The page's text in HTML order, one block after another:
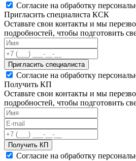
Согласие на обработку
Пригласить специалиста КСК
Оставьте свои контакты и мы
подробностей, чтобы подготовить
Пригласить специалиста
Согласие на обработку
Получить КП
Оставьте свои контакты и мы
подробностей, чтобы подготовить
Получить КП
Согласие на обработку